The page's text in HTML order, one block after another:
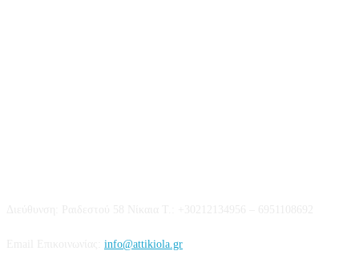
info@attikiola.gr